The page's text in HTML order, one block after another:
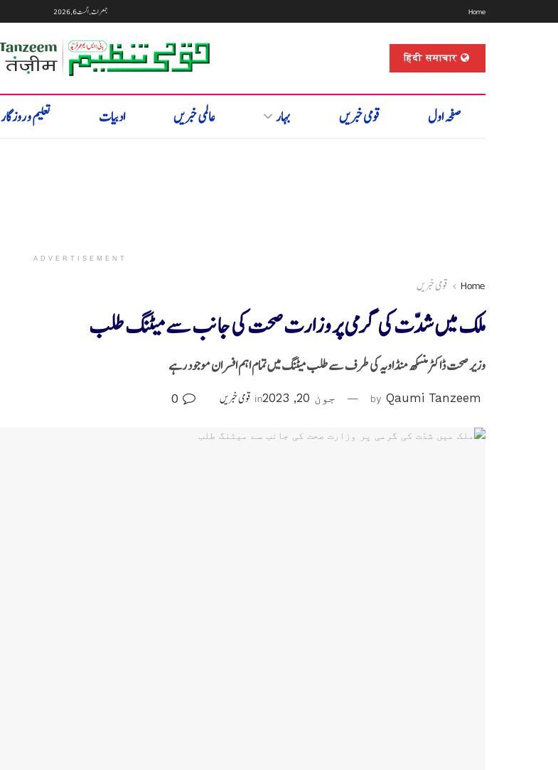
Home جمعرات, اگست 6, 2026
हिंदी समाचार
صفحہ اول قومی خبریں بہار عالمی خبریں ادبیات تعلیم و روزگار
ADVERTISEMENT
Home قومی خبریں
ملک میں شدّت کی گرمی پر وزارت صحت کی جانب سے میٹنگ طلب
وزیر صحت ڈاکٹر منسکھ منڈاویہ کی طرف سے طلب میٹنگ میں تمام اہم افسران موجود رہے
by Qaumi Tanzeem جون 20, 2023 in قومی خبریں